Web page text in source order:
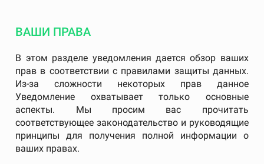
ВАШИ ПРАВА
В этом разделе уведомления дается обзор ваших
прав в соответствии с правилами защиты данных.
Из-за сложности некоторых прав данное
Уведомление охватывает только основные
аспекты. Мы просим вас прочитать
соответствующее законодательство и руководящие
принципы для получения полной информации о
ваших правах.